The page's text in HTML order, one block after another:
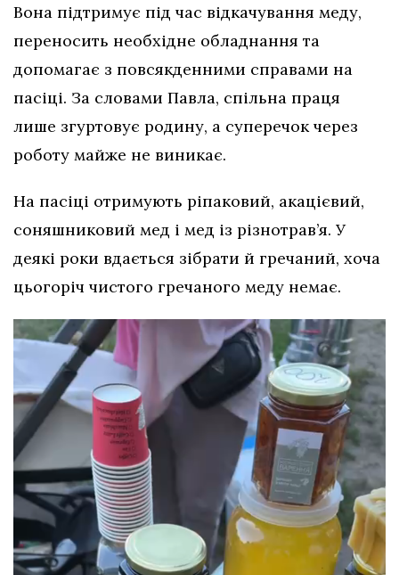
Вона підтримує під час відкачування меду,
переносить необхідне обладнання та
допомагає з повсякденними справами на
пасіці. За словами Павла, спільна праця
лише згуртовує родину, а суперечок через
роботу майже не виникає.
На пасіці отримують ріпаковий, акацієвий,
соняшниковий мед і мед із різнотрав’я. У
деякі роки вдається зібрати й гречаний, хоча
цьогоріч чистого гречаного меду немає.